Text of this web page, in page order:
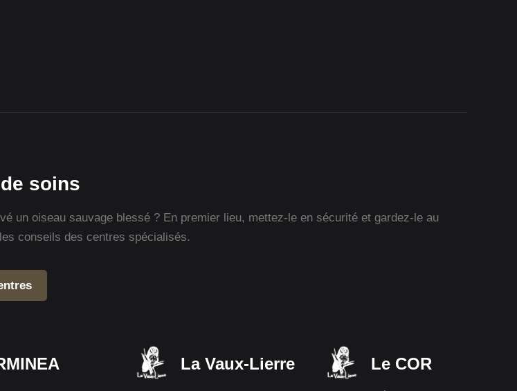
soins
un oiseau sauvage blessé ? En premier lieu, mettez-le en sécurité et gardez-le au
conseils des centres spécialisés.
La Vaux-Lierre Le COR